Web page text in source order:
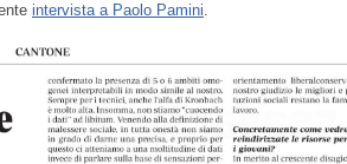
intervista a Paolo Pamini.